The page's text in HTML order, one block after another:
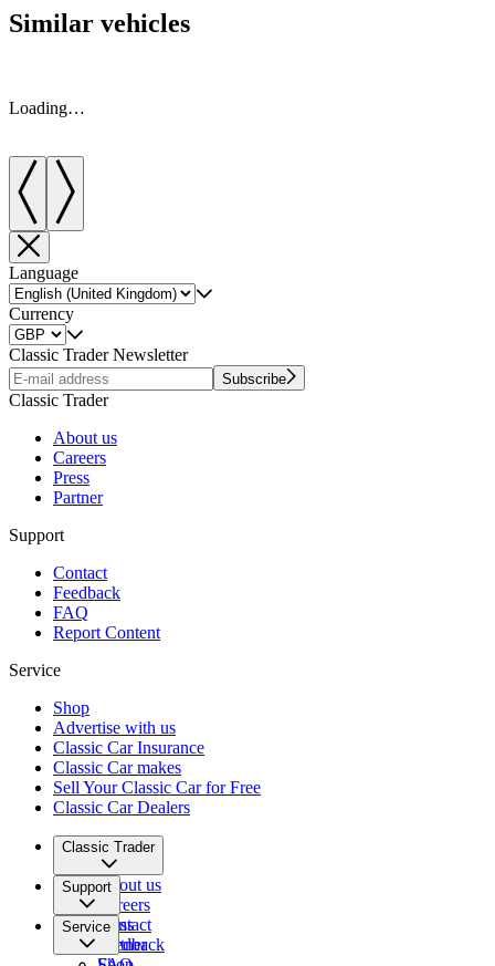
Similar vehicles
Loading…
Language
Currency
Classic Trader Newsletter
Subscribe
Classic Trader
About us
Careers
Press
Partner
Support
Contact
Feedback
FAQ
Report Content
Service
Shop
Advertise with us
Classic Car Insurance
Classic Car makes
Sell Your Classic Car for Free
Classic Car Dealers
Classic Trader
About us
Careers
Press
Partner
Support
Contact
Feedback
Service